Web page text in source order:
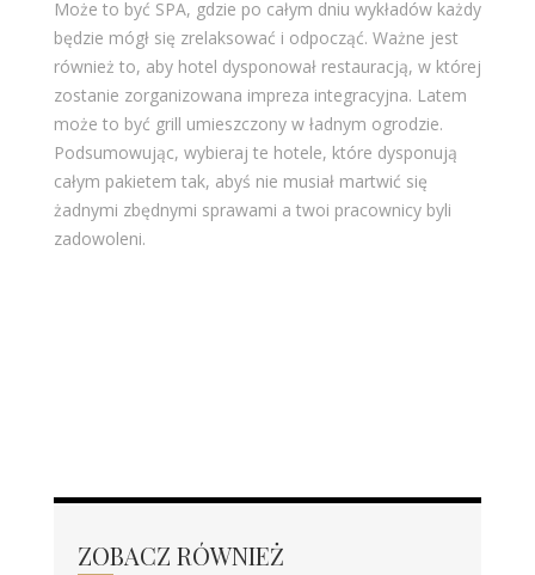
Może to być SPA, gdzie po całym dniu wykładów każdy
będzie mógł się zrelaksować i odpocząć. Ważne jest
również to, aby hotel dysponował restauracją, w której
zostanie zorganizowana impreza integracyjna. Latem
może to być grill umieszczony w ładnym ogrodzie.
Podsumowując, wybieraj te hotele, które dysponują
całym pakietem tak, abyś nie musiał martwić się
żadnymi zbędnymi sprawami a twoi pracownicy byli
zadowoleni.
ZOBACZ RÓWNIEŻ